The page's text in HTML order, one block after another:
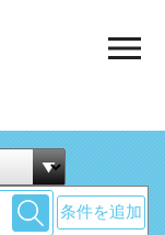
条件を追加